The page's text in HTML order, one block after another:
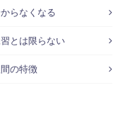
らなくなる
とは限らない
の特徴